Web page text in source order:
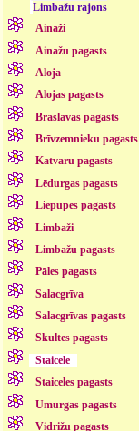
Limbažu rajons
Ainaži
Ainažu pagasts
Aloja
Alojas pagasts
Braslavas pagasts
Brīvzemnieku pagasts
Katvaru pagasts
Lēdurgas pagasts
Liepupes pagasts
Limbaži
Limbažu pagasts
Pāles pagasts
Salacgrīva
Salacgrīvas pagasts
Skultes pagasts
Staicele
Staiceles pagasts
Umurgas pagasts
Vidrižu pagasts